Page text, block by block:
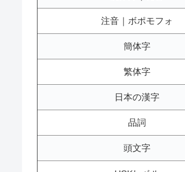
注音｜ボポモフォ
簡体字
繁体字
日本の漢字
品詞
頭文字